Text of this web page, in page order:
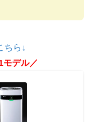
ちら↓
モデル／